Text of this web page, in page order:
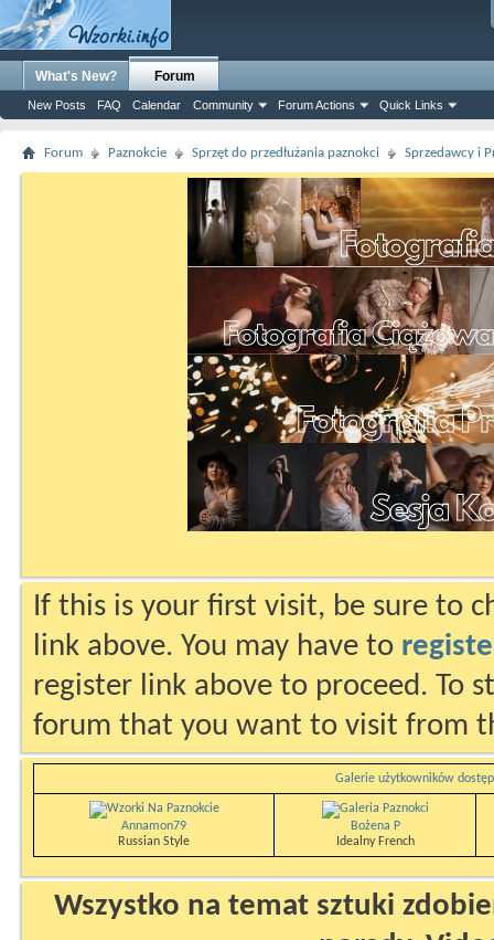
What's New? Forum
New Posts FAQ Calendar Community Forum Actions Quick Links
Forum Paznokcie Sprzęt do przedłużania paznokci Sprzedawcy i
If this is your first visit, be sure to
link above. You may have to
register link above to proceed. To
forum that you want to visit from
Galerie użytkowników
Annamon79
Russian Style
Bożena P
Idealny French
Wszystko na temat sztuki